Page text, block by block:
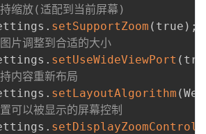
缩放(适配到当前屏幕)
. setSupportZoom ( true ) ;
片调整到合适的大小
. setUseWideViewPort (
内容重新布局
. setLayoutAlgorithm (
以被显示的屏幕控制
. setDisplayZoomControls